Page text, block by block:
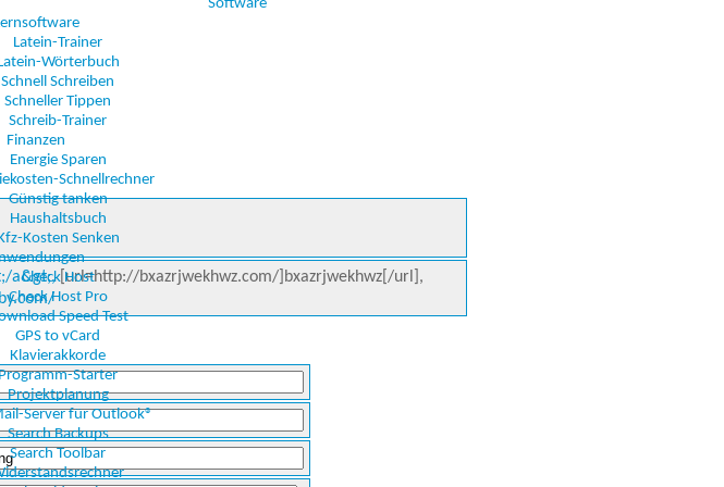
Software
Latein-Trainer
Wörterbuch
Schnell Schreiben
Schneller Tippen
Schreib-Trainer
Finanzen
Energie Sparen
Schnellrechner
Günstig tanken
Haushaltsbuch
Kosten Senken
Check Host
Check Host Pro
Speed Test
GPS to vCard
Klavierakkorde
Starter
Projektplanung
Server für Outlook®
Search Backups
Search Toolbar
a&gt;,[url=http://bxazrjwekhwz.com/]bxazrjwekhwz[/url],